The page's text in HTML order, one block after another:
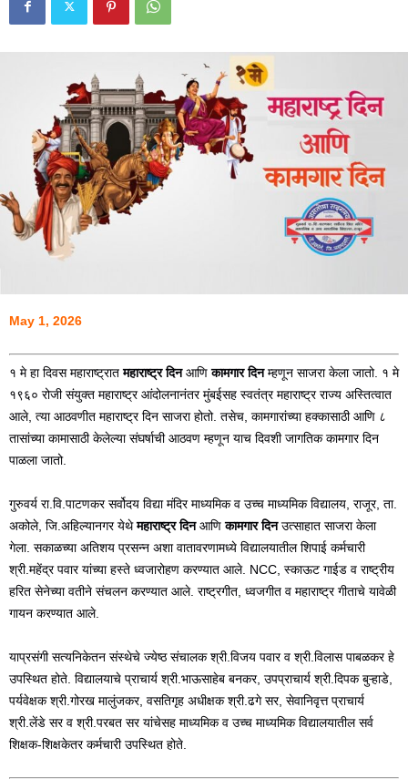
May 1, 2026
१ मे हा दिवस महाराष्ट्रातमहाराष्ट्र दिनआणिकामगार दिनम्हणून साजरा केला जातो. १ मे
१९६० रोजी संयुक्त महाराष्ट्र आंदोलनानंतर मुंबईसह स्वतंत्र महाराष्ट्र राज्य अस्तित्वात
आले, त्या आठवणीत महाराष्ट्र दिन साजरा होतो. तसेच, कामगारांच्या हक्कासाठी आणि ८
तासांच्या कामासाठी केलेल्या संघर्षाची आठवण म्हणून याच दिवशी जागतिक कामगार दिन
पाळला जातो.
गुरुवर्य रा.वि.पाटणकर सर्वोदय विद्या मंदिर माध्यमिक व उच्च माध्यमिक विद्यालय, राजूर, ता.
अकोले, जि.अहिल्यानगर येथेमहाराष्ट्र दिनआणिकामगार दिनउत्साहात साजरा केला
गेला. सकाळच्या अतिशय प्रसन्न अशा वातावरणामध्ये विद्यालयातील शिपाई कर्मचारी
श्री.महेंद्र पवार यांच्या हस्ते ध्वजारोहण करण्यात आले. NCC, स्काऊट गाईड व राष्ट्रीय
हरित सेनेच्या वतीने संचलन करण्यात आले. राष्ट्रगीत, ध्वजगीत व महाराष्ट्र गीताचे यावेळी
गायन करण्यात आले.
याप्रसंगी सत्यनिकेतन संस्थेचे ज्येष्ठ संचालक श्री.विजय पवार व श्री.विलास पाबळकर हे
उपस्थित होते. विद्यालयाचे प्राचार्य श्री.भाऊसाहेब बनकर, उपप्राचार्य श्री.दिपक बुऱ्हाडे,
पर्यवेक्षक श्री.गोरख मालुंजकर, वसतिगृह अधीक्षक श्री.ढगे सर, सेवानिवृत्त प्राचार्य
श्री.लेंडे सर व श्री.परबत सर यांचेसह माध्यमिक व उच्च माध्यमिक विद्यालयातील सर्व
शिक्षक-शिक्षकेतर कर्मचारी उपस्थित होते.